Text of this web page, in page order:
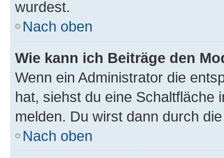
wurdest.
Nach oben
Wie kann ich Beiträge den
Wenn ein Administrator die
hat, siehst du eine Schaltfläche
melden. Du wirst dann durch
Nach oben